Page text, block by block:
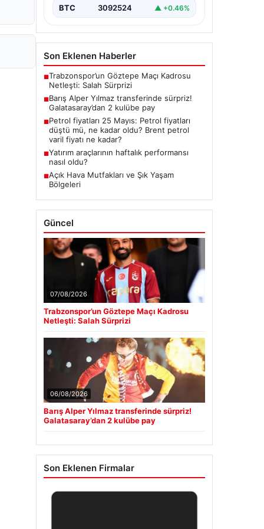
BTC 3092524 ▲ +0.46%
Son Eklenen Haberler
■Trabzonspor’un Göztepe Maçı Kadrosu
Netleşti: Salah Sürprizi
■Barış Alper Yılmaz transferinde sürpriz!
Galatasaray’dan 2 kulübe pay
■Petrol fiyatları 25 Mayıs: Petrol fiyatları
düştü mü, ne kadar oldu? Brent petrol
varil fiyatı ne kadar?
■Yatırım araçlarının haftalık performansı
nasıl oldu?
■Açık Hava Mutfakları ve Şık Yaşam
Bölgeleri
Güncel
07/08/2026
Trabzonspor’un Göztepe Maçı Kadrosu
Netleşti: Salah Sürprizi
06/08/2026
Barış Alper Yılmaz transferinde sürpriz!
Galatasaray’dan 2 kulübe pay
Son Eklenen Firmalar